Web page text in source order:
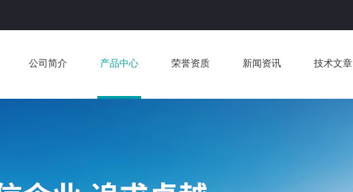
公司简介 产品中心 荣誉资质 新闻资讯 技术文章